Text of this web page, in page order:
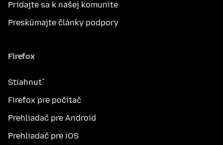
Pridajte sa k našej komunite
Preskúmajte články podpory
Firefox
Stiahnuť
Firefox pre počítač
Prehliadač pre Android
Prehliadač pre iOS